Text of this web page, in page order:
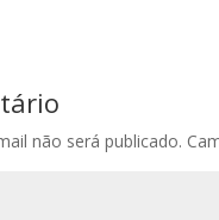
não será publicado.